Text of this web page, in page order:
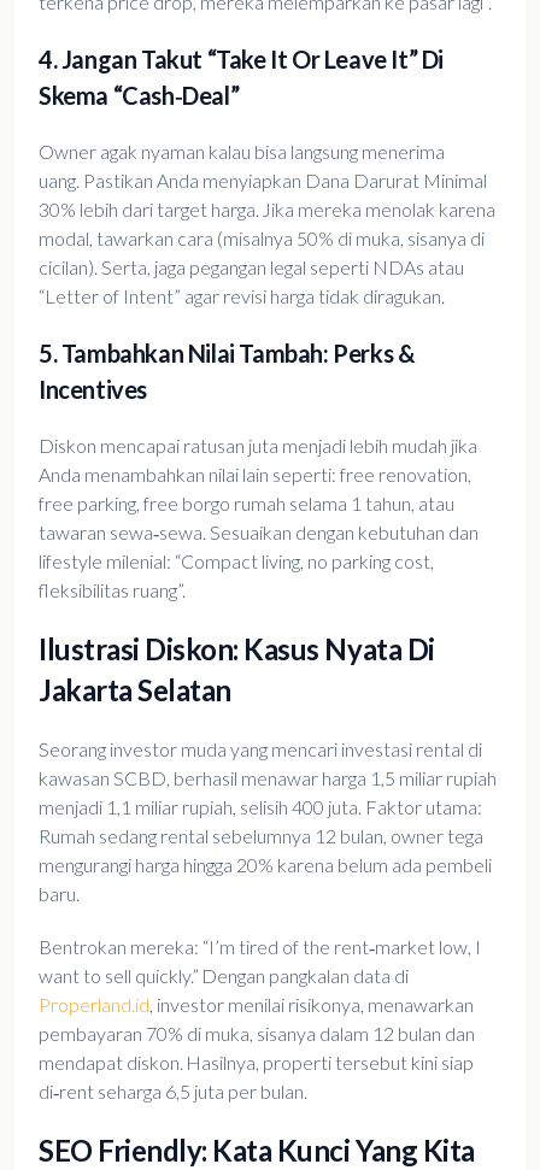
4. Jangan Takut “take It Or Leave It” Di
Skema “cash‑deal”
Owner agak nyaman kalau bisa langsung menerima
uang. Pastikan Anda menyiapkan Dana Darurat Minimal
30% lebih dari target harga. Jika mereka menolak karena
modal, tawarkan cara (misalnya 50% di muka, sisanya di
cicilan). Serta, jaga pegangan legal seperti NDAs atau
“Letter of Intent” agar revisi harga tidak diragukan.
5. Tambahkan Nilai Tambah: Perks &
Incentives
Diskon mencapai ratusan juta menjadi lebih mudah jika
Anda menambahkan nilai lain seperti: free renovation,
free parking, free borgo rumah selama 1 tahun, atau
tawaran sewa‑sewa. Sesuaikan dengan kebutuhan dan
lifestyle milenial: “Compact living, no parking cost,
fleksibilitas ruang”.
Ilustrasi Diskon: Kasus Nyata Di
Jakarta Selatan
Seorang investor muda yang mencari investasi rental di
kawasan SCBD, berhasil menawar harga 1,5 miliar rupiah
menjadi 1,1 miliar rupiah, selisih 400 juta. Faktor utama:
Rumah sedang rental sebelumnya 12 bulan, owner tega
mengurangi harga hingga 20% karena belum ada pembeli
baru.
Bentrokan mereka: “I’m tired of the rent‑market low, I
want to sell quickly.” Dengan pangkalan data di
Properland.id, investor menilai risikonya, menawarkan
pembayaran 70% di muka, sisanya dalam 12 bulan dan
mendapat diskon. Hasilnya, properti tersebut kini siap
di‑rent seharga 6,5 juta per bulan.
SEO Friendly: Kata Kunci Yang Kita